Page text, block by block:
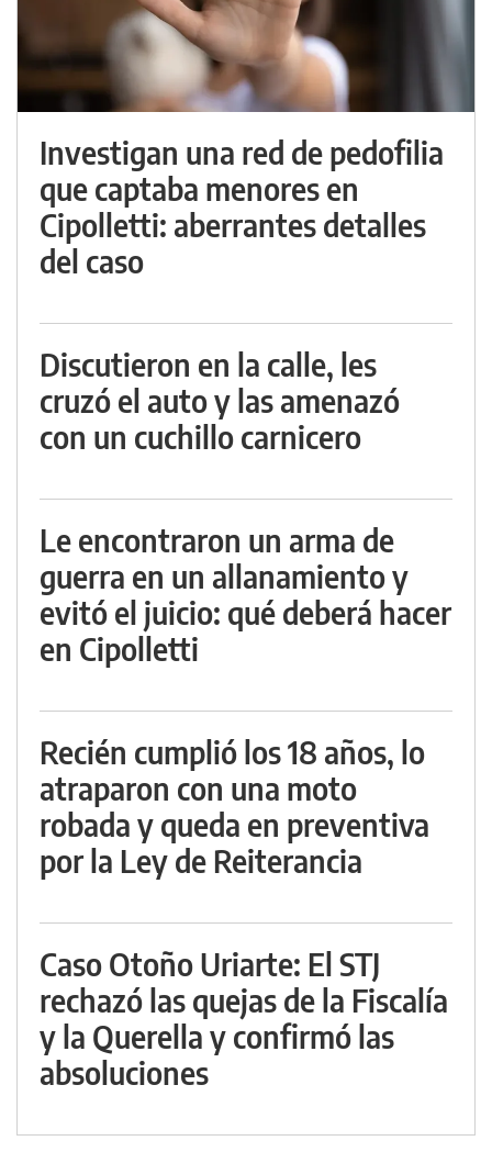
Investigan una red de pedofilia
que captaba menores en
Cipolletti: aberrantes detalles
del caso
Discutieron en la calle, les
cruzó el auto y las amenazó
con un cuchillo carnicero
Le encontraron un arma de
guerra en un allanamiento y
evitó el juicio: qué deberá hacer
en Cipolletti
Recién cumplió los 18 años, lo
atraparon con una moto
robada y queda en preventiva
por la Ley de Reiterancia
Caso Otoño Uriarte: El STJ
rechazó las quejas de la Fiscalía
y la Querella y confirmó las
absoluciones